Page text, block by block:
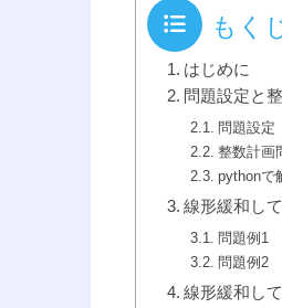
もく
はじめに
問題設定と
問題設定
整数計画
pythonで
線形緩和し
問題例1
問題例2
線形緩和し